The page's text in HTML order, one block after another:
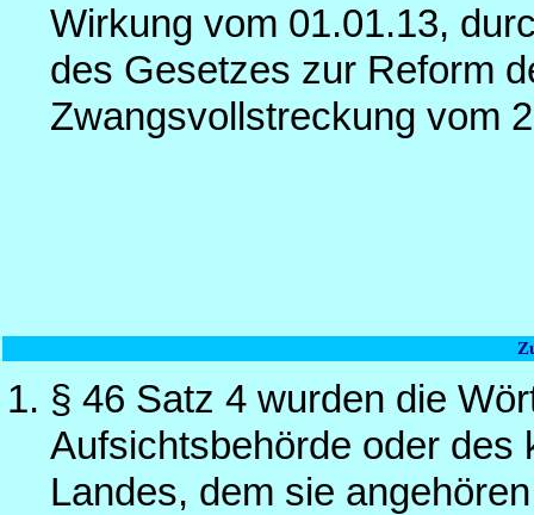
Wirkung vom 01.01.13,
des Gesetzes zur Reform
Zwangsvollstreckung vom
§ 46 Satz 4 wurden die
Aufsichtsbehörde oder des
Landes, dem sie